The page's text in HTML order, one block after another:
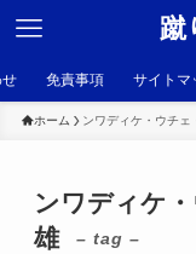
蹴
免責事項 サイトマ
ホーム ンワディケ・ウチェ
ンワディケ
雄
– tag –